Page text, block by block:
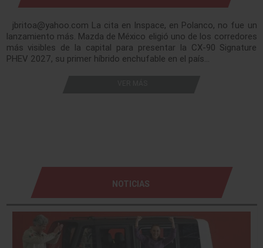
jbritoa@yahoo.com La cita en Inspace, en Polanco, no fue un
lanzamiento más. Mazda de México eligió uno de los corredores
más visibles de la capital para presentar la CX-90 Signature
PHEV 2027, su primer híbrido enchufable en el país…
NOTICIAS